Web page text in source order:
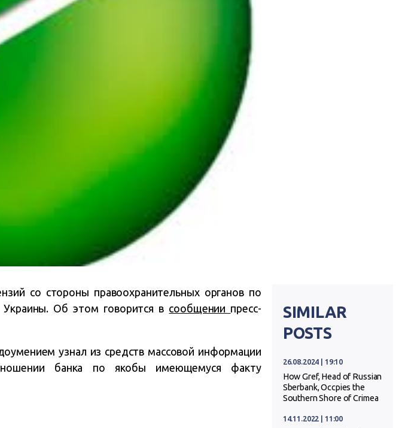
со стороны правоохранительных органов по
Украины. Об этом говорится в сообщении пресс-
узнал из средств массовой информации
банка по якобы имеющемуся факту
SIMILAR
POSTS
26.08.2024 | 19:10
How Gref, Head of Russian
Sberbank, Occpies the
Southern Shore of Crimea
14.11.2022 | 11:00